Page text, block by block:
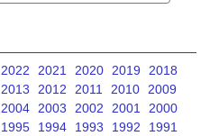
2022 2021 2020 2019
2018
2013 2012 2011 2010 2009
2004 2003 2002 2001
2000
1995 1994 1993 1992
1991